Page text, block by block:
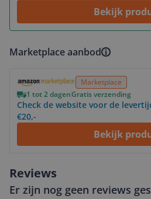
Bekijk
Marketplace aanbod
Marketplace
1 tot 2 dagenGratis verzending
Check de website voor de
€20,-
Bekijk
Reviews
Er zijn nog geen reviews